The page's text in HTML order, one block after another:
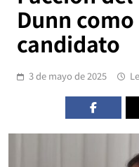
Dunn
candidato
3 de mayo de 2025